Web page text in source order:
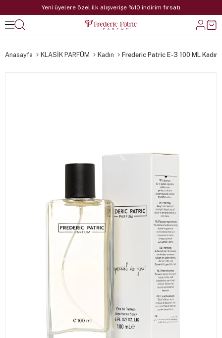
Yeni üyelere özel ilk alışverişe %10 indirim fırsatı
Anasayfa KLASİK PARFÜM Kadın Frederic Patric E-3 100 ML Kadın